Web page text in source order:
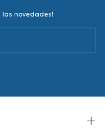
novedades!